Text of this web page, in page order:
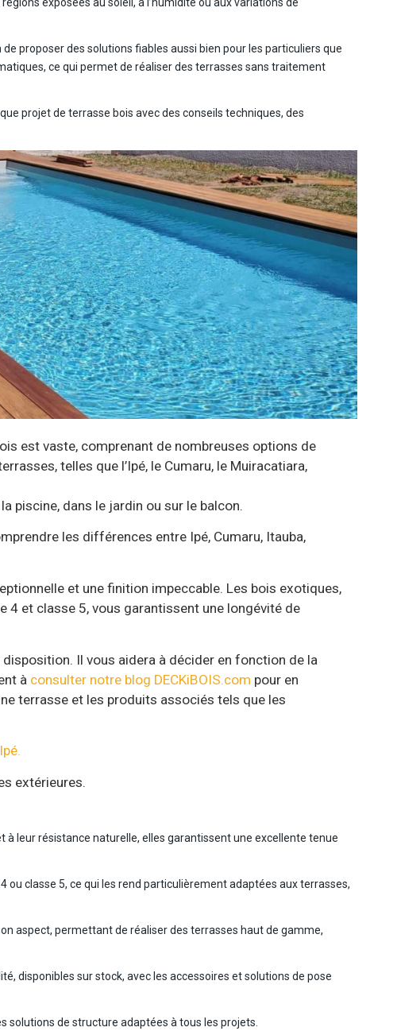
proposer des solutions fiables aussi bien pour les particuliers que
ce qui permet de réaliser des terrasses sans traitement
projet de terrasse bois avec des conseils techniques, des
est vaste, comprenant de nombreuses options de
telles que l’Ipé, le Cumaru, le Muiracatiara,
piscine, dans le jardin ou sur le balcon.
les différences entre Ipé, Cumaru, Itauba,
et une finition impeccable. Les bois exotiques,
et classe 5, vous garantissent une longévité de
Il vous aidera à décider en fonction de la
à consulter notre blog DECKiBOIS.com pour en
terrasse et les produits associés tels que les
extérieures.
leur résistance naturelle, elles garantissent une excellente tenue
classe 5, ce qui les rend particulièrement adaptées aux terrasses,
aspect, permettant de réaliser des terrasses haut de gamme,
disponibles sur stock, avec les accessoires et solutions de pose
solutions de structure adaptées à tous les projets.